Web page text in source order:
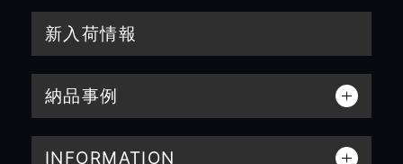
新入荷情報
納品事例
INFORMATION